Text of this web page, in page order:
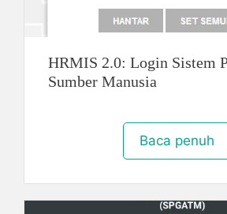
HRMIS 2.0: Login Sistem
Sumber Manusia
Baca penuh